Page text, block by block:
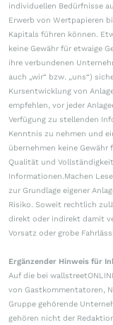
individuellen Bedürfnisse
Erwerb von Wertpapieren
Kapitals führen können.
keine Gewähr für etwaige
ihre verbundenen
auch „wir“ bzw. „uns“)
Kursentwicklung von
empfehlen, vor jeder
Verfügung zu stellenden
Kenntnis zu nehmen und
übernehmen keine
Qualität und
Informationen.Machen
zur Grundlage eigener
Risiko. Soweit rechtlich
direkt oder indirekt damit
Vorsatz oder grobe
Ergänzender Hinweis für
Auf die bei
von Gastkommentatoren,
Gruppe gehörende
gehören nicht der